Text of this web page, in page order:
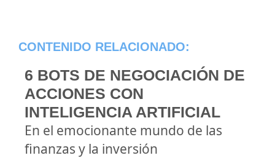
CONTENIDO RELACIONADO:
6 BOTS DE NEGOCIACIÓN DE
ACCIONES CON
INTELIGENCIA ARTIFICIAL
En el emocionante mundo de las
finanzas y la inversión